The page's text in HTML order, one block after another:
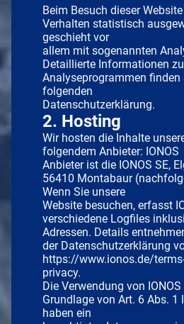
Beim Besuch dieser
Verhalten statistisch
geschieht vor
allem mit sogenannten
Detaillierte Informationen
Analyseprogrammen finden
folgenden
Datenschutzerklärung.
2. Hosting
Wir hosten die Inhalte
folgendem Anbieter: IONOS
Anbieter ist die IONOS SE,
56410 Montabaur
Wenn Sie unsere
Website besuchen, erfasst
verschiedene Logfiles
Adressen. Details
der Datenschutzerklärung
https://www.ionos.de/
privacy.
Die Verwendung von
Grundlage von Art. 6 Abs. 1
haben ein